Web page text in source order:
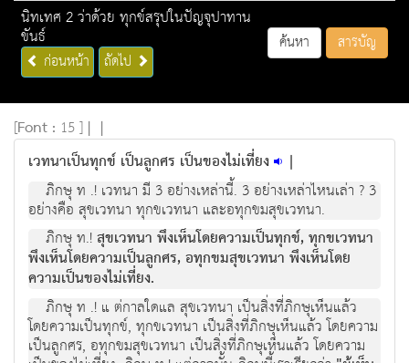
นิทเทศ 2 ว่าด้วย ทุกข์สรุปในปัญจุปาทาน
ขันธ์
ก่อนหน้า ถัดไป
ค้นหา สารบัญ
[Font : 15 ] | |
เวทนาเป็นทุกข์ เป็นลูกศร เป็นของไม่เที่ยง |
ภิกษุ ท .! เวทนา มี 3 อยางเหลานี้. 3 อยางเหลาไหนเลา ? 3
อยางคือ สุขเวทนา ทุกขเวทนา และอทุกขมสุขเวทนา.
ภิกษุ ท.!สุขเวทนา พึงเห็นโดยความเปนทุกข, ทุกขเวทนา
พึงเห็นโดยความเปนลูกศร, อทุกขมสุขเวทนา พึงเห็นโดย
ความเปนของไมเที่ยง.
ภิกษุ ท .! แ ตกาลใดแล สุขเวทนา เปนสิ่งที่ภิกษุเห็นแลว
โดยความเปนทุกข, ทุกขเวทนา เปนสิ่งที่ภิกษุเห็นแลว โดยความ
เปนลูกศร, อทุกขมสุขเวทนา เปนสิ่งที่ภิกษุเห็นแลว โดยความ